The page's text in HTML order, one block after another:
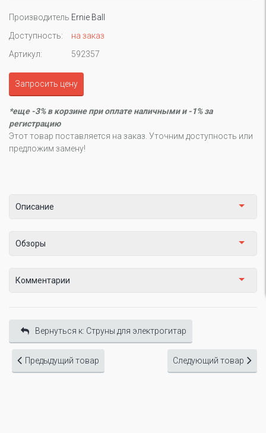
Производитель Ernie Ball
Доступность:
на заказ
Артикул:
592357
Запросить цену
*еще -3% в корзине при оплате наличными и -1% за
регистрацию
Этот товар поставляется на заказ. Уточним доступность или
предложим замену!
Описание
Обзоры
Комментарии
Вернуться к: Cтруны для электрогитар
Предыдущий товар Следующий товар